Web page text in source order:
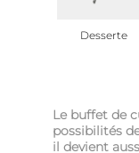
Desserte
Le buffet de
possibilités
il devient